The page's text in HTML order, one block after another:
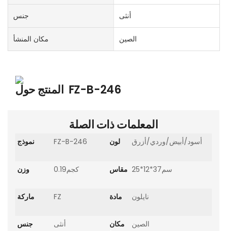
جنس أنثى
مكان المنشأ الصين
FZ-B-246
المعلمات ذات الصلة
نموذج FZ-B-246 لون أسود/أبيض/وردي/أزرق
وزن كجم0.19 مقاس سم37*12*25
ماركة FZ مادة نايلون
جنس أنثى
مكان
الصين